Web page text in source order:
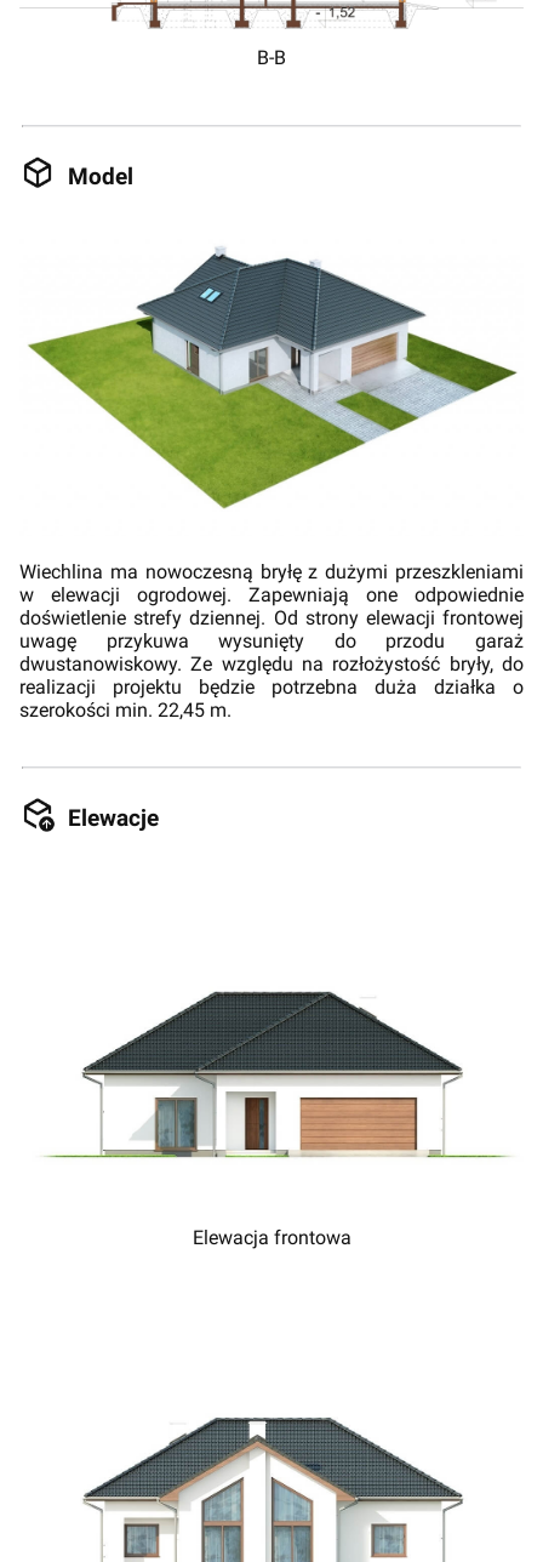
B-B
Model
Wiechlina ma nowoczesną bryłę z dużymi przeszkleniami
w elewacji ogrodowej. Zapewniają one odpowiednie
doświetlenie strefy dziennej. Od strony elewacji frontowej
uwagę przykuwa wysunięty do przodu garaż
dwustanowiskowy. Ze względu na rozłożystość bryły, do
realizacji projektu będzie potrzebna duża działka o
szerokości min. 22,45 m.
Elewacje
Elewacja frontowa